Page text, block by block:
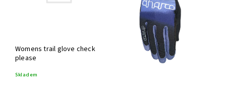
Womens trail glove check
please
Skladem